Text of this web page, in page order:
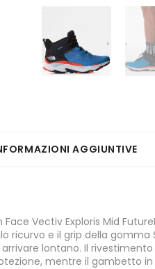
AGGIUNTIVE
Face Vectiv Exploris Mid
ricurvo e il grip della gomma
lontano. Il
mentre il gambetto